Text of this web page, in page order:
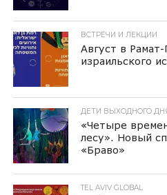
ВСТРЕЧИ И ЛЕКЦИИ
Август в
израильского
ДЕТИ ВЫХОДНОГО
«Четыре
лесу». Новый
«Браво»
TEL AVIV GLOBAL